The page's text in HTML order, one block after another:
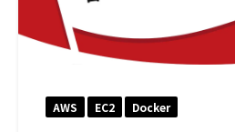
AWS EC2 Docker